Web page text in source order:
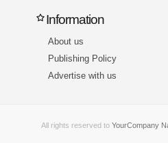
Information
About us
Publishing Policy
Advertise with us
All rights reserved to YourCompany